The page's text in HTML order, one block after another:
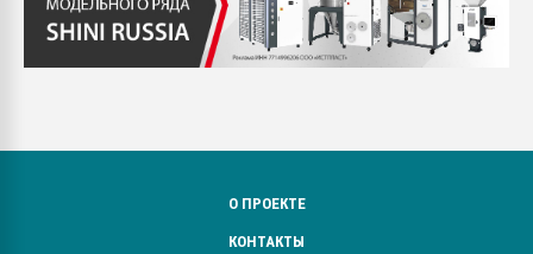
О ПРОЕКТЕ
КОНТАКТЫ